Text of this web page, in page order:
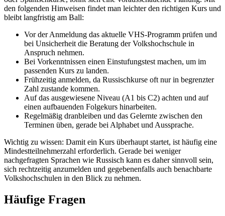
den folgenden Hinweisen findet man leichter den richtigen Kurs und
bleibt langfristig am Ball:
Vor der Anmeldung das aktuelle VHS-Programm prüfen und
bei Unsicherheit die Beratung der Volkshochschule in
Anspruch nehmen.
Bei Vorkenntnissen einen Einstufungstest machen, um im
passenden Kurs zu landen.
Frühzeitig anmelden, da Russischkurse oft nur in begrenzter
Zahl zustande kommen.
Auf das ausgewiesene Niveau (A1 bis C2) achten und auf
einen aufbauenden Folgekurs hinarbeiten.
Regelmäßig dranbleiben und das Gelernte zwischen den
Terminen üben, gerade bei Alphabet und Aussprache.
Wichtig zu wissen: Damit ein Kurs überhaupt startet, ist häufig eine
Mindestteilnehmerzahl erforderlich. Gerade bei weniger
nachgefragten Sprachen wie Russisch kann es daher sinnvoll sein,
sich rechtzeitig anzumelden und gegebenenfalls auch benachbarte
Volkshochschulen in den Blick zu nehmen.
Häufige Fragen